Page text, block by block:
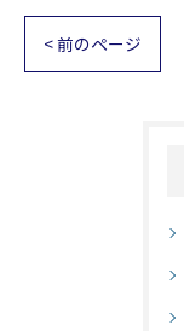
< 前のページ